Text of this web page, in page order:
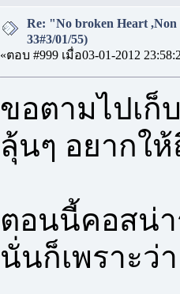
Re: "No broken Heart
33#3/01/55)
«ตอบ #999 เมื่อ03-01-2012
ขอตามไปเก็
ลุ้นๆ อยากให้
ตอนนี้คอสน่า
นั่นก็เพราะว่